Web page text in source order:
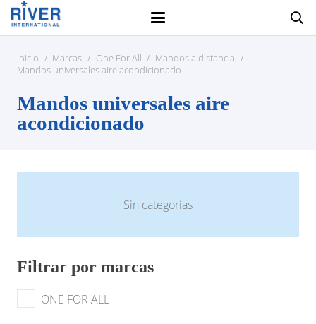
Inicio / Marcas / One For All / Mandos a distancia /
Mandos universales aire acondicionado
Mandos universales aire
acondicionado
Sin categorías
Filtrar por marcas
ONE FOR ALL